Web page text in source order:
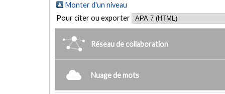
Monter d'un niveau
Pour citer ou exporter
Réseau de collaboration
Nuage de mots